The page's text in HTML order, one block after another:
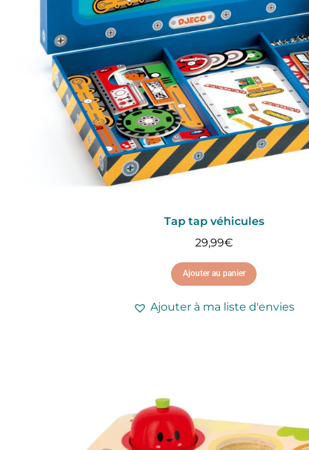
Tap tap véhicules
29,99€
Ajouter au panier
Ajouter à ma liste d'envies